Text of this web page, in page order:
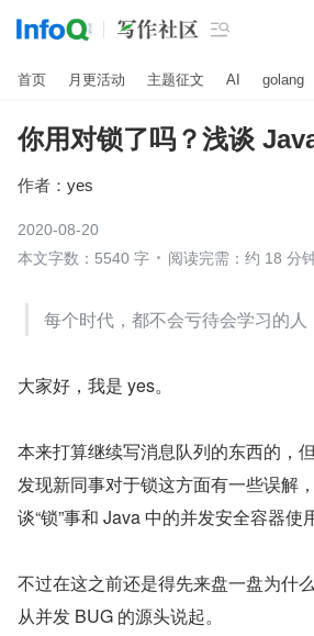

首页 月更活动 主题征文 AI golang
你用对锁了吗？浅谈
作者： yes
2020-08-20
本文字数：5540 字
阅读完需：约 18 分
每个时代，都不会亏待会学习的人
大家好，我是 yes。
本来打算继续写消息队列的东西的，
发现新同事对于锁这方面有一些误解
谈“锁”事和 Java 中的并发安全容器使
不过在这之前还是得先来盘一盘为什
从并发 BUG 的源头说起。